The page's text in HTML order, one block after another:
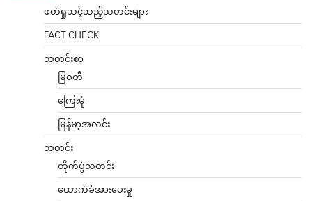
ဖတ်ရှုသင့်သည့်သတင်းများ
FACT CHECK
သတင်းစာ
မြဝတီ
ကြေးမုံ
မြန်မာ့အလင်း
သတင်း
တိုက်ပွဲသတင်း
ထောက်ခံအားပေးမှု